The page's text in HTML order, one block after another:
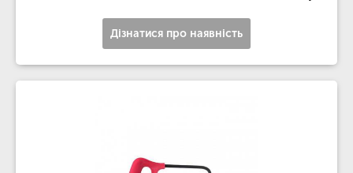
Дізнатися про наявність